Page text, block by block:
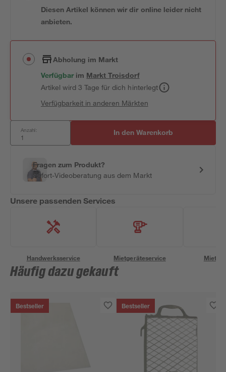
Diesen Artikel können wir dir online leider nicht
anbieten.
Abholung im Markt
Verfügbar im MarktTroisdorf
Artikel wird 3 Tage für dich hinterlegt
Verfügbarkeit in anderen Märkten
Anzahl: In den Warenkorb
Fragen zum Produkt?
Sofort-Videoberatung aus dem Markt
Unsere passenden Services
Handwerksservice Mietgeräteservice
Häufig dazu gekauft
Bestseller Bestseller